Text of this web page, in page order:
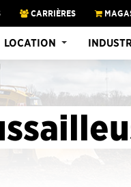
CARRIÈRES
LOCATION